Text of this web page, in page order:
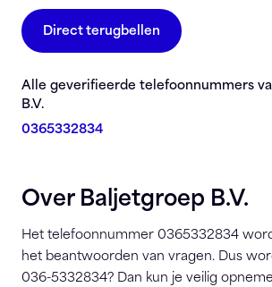
Direct terugbellen
Alle geverifieerde telefoonnummers
B.V.
0365332834
Over Baljetgroep B.V.
Het telefoonnummer 0365332834
het beantwoorden van vragen. Dus
036-5332834? Dan kun je veilig